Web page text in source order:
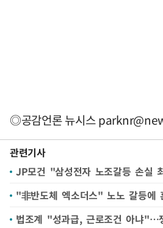
◎공감언론 뉴시스
관련기사
JP모건 "삼성전자 노조갈등 손실